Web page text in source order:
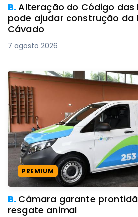
B.Alteração do Código das Expropriações
pode ajudar construção da
Cávado
7 agosto 2026
PREMIUM
B. Câmara garante
resgate animal